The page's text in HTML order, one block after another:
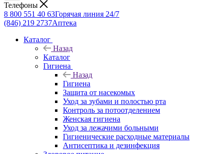
Телефоны
8 800 551 40 63Горячая линия 24/7
(846) 219 2737Аптека
Каталог
Назад
Каталог
Гигиена
Назад
Гигиена
Защита от насекомых
Уход за зубами и полостью рта
Контроль за потоотделением
Женская гигиена
Уход за лежачими больными
Гигиенические расходные материалы
Антисептика и дезинфекция